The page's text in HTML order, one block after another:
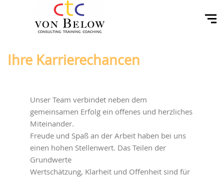
Ihre ­Karrierechancen
Unser Team verbindet neben dem
gemeinsamen Erfolg ein offenes und herzliches
Miteinander.
Freude und Spaß an der Arbeit haben bei uns
einen hohen Stellenwert. Das Teilen der
Grundwerte
Wertschätzung, Klarheit und Offenheit sind für